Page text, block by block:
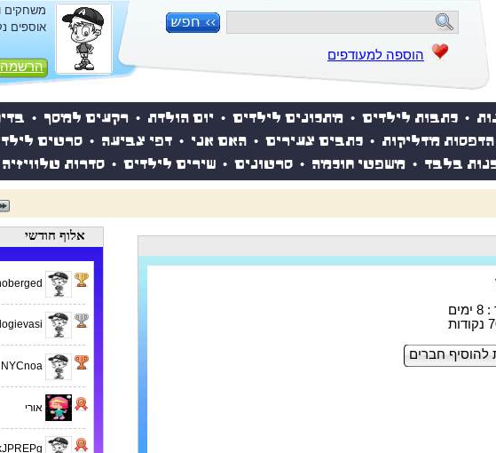
הוספה למעודפים
משחקים
אוספים
הרשמה
• כתבות לילדים • מתכונים לילדים • יום הולדת • רקעים למסך •
הדפסות מדליקות • כתבים צעירים • האם אני • דפי צביעה • סרטים
בלבד • משפטי חוכמה • סרטונים • שירים לילדים • סדרות טלוויזיה
למעבר לאתר לחצו כאן
חברים
אלוף חודשי
אורי